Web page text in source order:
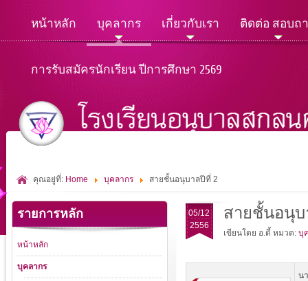
หน้าหลัก บุคลากร เกี่ยวกับเรา ติดต่อ สอบถ
การรับสมัครนักเรียน ปีการศึกษา 2569
คุณอยู่ที่: Home บุคลากร สายชั้นอนุบาลปีที่ 2
05/12
2556
สายชั้นอนุบ
เขียนโดย อ.ดี้ หมวด: บุ
น
รายการหลัก
หน้าหลัก
บุคลากร